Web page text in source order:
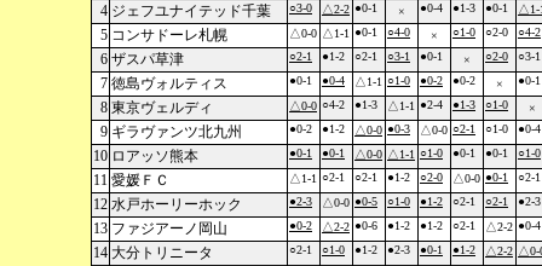
4 ジェフユナイテッド千葉 ○3-0 △2-2 ●0-1 × ●0-4 ●1-3 ●0-1 △1-
5 コンサドーレ札幌 △0-0 △1-1 ●0-1 ○4-0 × ○1-0 ○2-0 ○4-2
6 ザスパ草津 ○2-1 ●1-2 ○2-1 ○3-1 ●0-1 × ○2-0 ○3-1
7 徳島ヴォルティス ●0-1 ●0-4 △1-1 ○1-0 ●0-2 ●0-2 × ●0-1
8 東京ヴェルディ △0-0 ○4-2 ●1-3 △1-1 ●2-4 ●1-3 ○1-0 ×
9 ギラヴァンツ北九州 ●0-2 ●1-2 △0-0 ●0-3 △0-0 ○2-1 ○1-0 ●0-4
10 ロアッソ熊本 ●0-1 ●0-1 △0-0 △1-1 ○1-0 ●0-1 ●0-1 ○1-0
11 愛媛ＦＣ △1-1 ○2-1 ○2-1 ●1-2 ○2-0 △0-0 ●0-1 ○2-1
12 水戸ホーリーホック ●2-3 △0-0 ●0-5 ○1-0 ●1-2 ○2-1 ○2-1 ●2-3
13 ファジアーノ岡山 ●0-2 △2-2 ●0-6 ●1-2 ●1-2 ○2-1 △2-2 ●0-4
14 大分トリニータ ○2-1 ○1-0 ●1-2 ●2-3 ●0-1 ●1-2 △2-2 △0-